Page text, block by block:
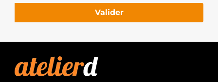
Valider